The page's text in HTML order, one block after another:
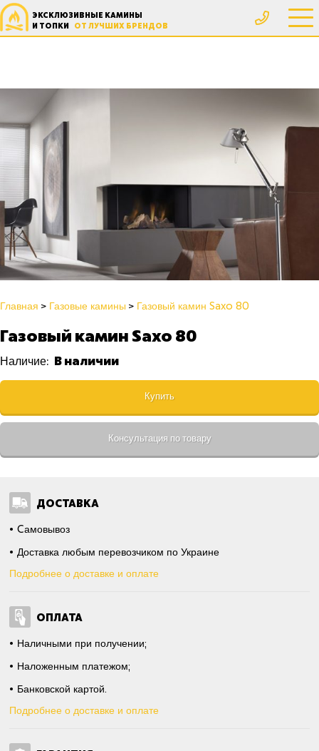
ЭКСКЛЮЗИВНЫЕ КАМИНЫ
И ТОПКИ ОТ ЛУЧШИХ БРЕНДОВ
Главная Газовые камины Газовый камин Saxo 80
Газовый камин Saxo 80
Наличие: В наличии
Купить
Консультация по товару
ДОСТАВКА
Cамовывоз
Доставка любым перевозчиком по Украине
Подробнее о доставке и оплате
ОПЛАТА
Наличными при получении;
Наложенным платежом;
Банковской картой.
Подробнее о доставке и оплате